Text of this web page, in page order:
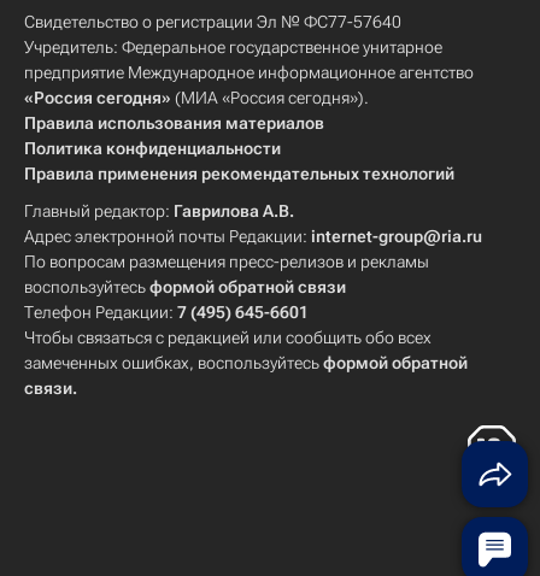
Свидетельство о регистрации Эл № ФС77-57640
Учредитель: Федеральное государственное унитарное
предприятие Международное информационное агентство
«Россия сегодня» (МИА «Россия сегодня»).
Правила использования материалов
Политика конфиденциальности
Правила применения рекомендательных технологий
Главный редактор: Гаврилова А.В.
Адрес электронной почты Редакции: internet-group@ria.ru
По вопросам размещения пресс-релизов и рекламы
воспользуйтесьформой обратной связи
Телефон Редакции: 7 (495) 645-6601
Чтобы связаться с редакцией или сообщить обо всех
замеченных ошибках, воспользуйтесьформой обратной
связи.